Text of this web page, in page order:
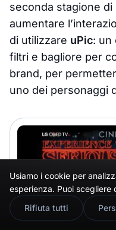
seconda stagione
aumentare
di utilizzare uPic: un
filtri e bagliore per
brand, per
uno dei personaggi
Usiamo i cookie per
esperienza. Puoi scegliere
Rifiuta tutti
🇬🇧 Would you prefer
View in English